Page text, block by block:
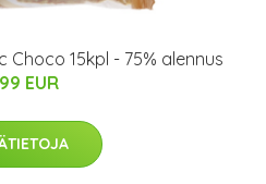
15kpl - 75% alennus
EUR